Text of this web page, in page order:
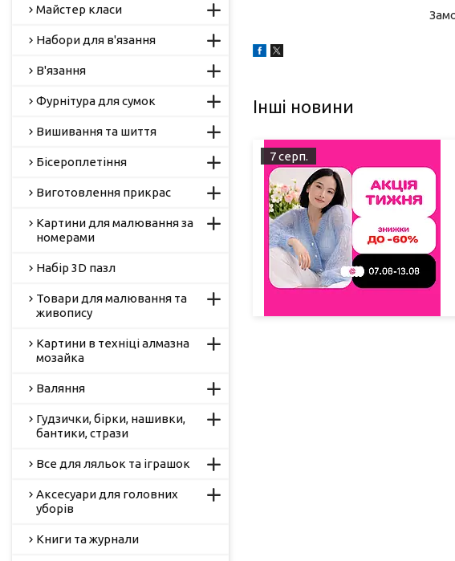
Інші новини
7 серп.
Майстер класи
Набори для в'язання
В'язання
Фурнітура для сумок
Вишивання та шиття
Бісероплетіння
Виготовлення прикрас
Картини для малювання за
номерами
Набір 3D пазл
Товари для малювання та
живопису
Картини в техніці алмазна
мозайка
Валяння
Гудзички, бірки, нашивки,
бантики, стрази
Все для ляльок та іграшок
Аксесуари для головних
уборів
Книги та журнали